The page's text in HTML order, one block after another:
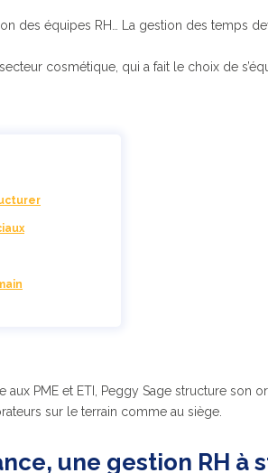
des équipes RH… La gestion des temps
cosmétique, qui a fait le choix de
PME et ETI, Peggy Sage structure son
sur le terrain comme au siège.
une gestion RH à